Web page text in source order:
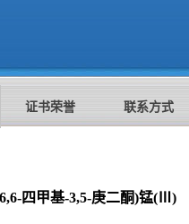
证书荣誉 联系方式
四甲基-3,5-庚二酮)锰(Ⅲ)